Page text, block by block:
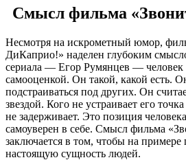
Смысл фильма
Несмотря на искрометный юмор,
ДиКаприо!» наделен глубоким
сериала — Егор Румянцев — человек
самооценкой. Он такой, какой есть.
подстраиваться под других. Он
звездой. Кого не устраивает его
не задерживает. Это позиция
самоуверен в себе. Смысл фильма
заключается в том, чтобы на примере
настоящую сущность людей.